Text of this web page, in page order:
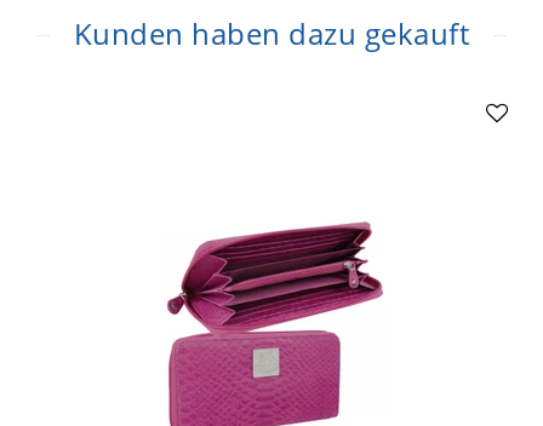
Kunden haben dazu gekauft